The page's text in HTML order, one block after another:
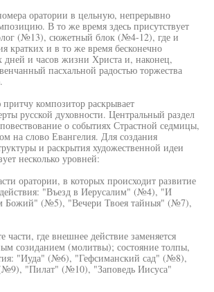
оратории в цельную, непрерывно
В то же время здесь присутствует
(№13), сюжетный блок (№4-12), где и
кратких и в то же время бесконечно
и часов жизни Христа и, наконец,
пасхальной радостью торжества
притчу композитор раскрывает
русской духовности. Центральный раздел
о событиях Страстной седмицы,
на слово Евангелия. Для создания
и раскрытия художественной идеи
несколько уровней:
оратории, в которых происходит развитие
действия: "Въезд в Иерусалим" (№4), "И
Божий" (№5), "Вечери Твоея тайныя" (№7),
части, где внешнее действие заменяется
созиданием (молитвы); состояние толпы,
"Иуда" (№6), "Гефсиманский сад" (№8),
"Пилат" (№10), "Заповедь Иисуса"